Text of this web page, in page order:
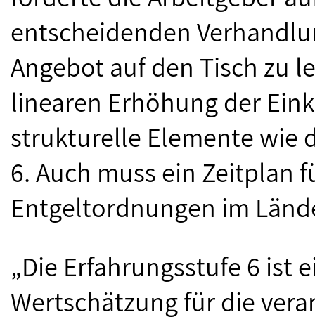
entscheidenden
Angebot auf den Tisch zu
linearen Erhöhung der
strukturelle Elemente wie
6. Auch muss ein Zeitplan
Entgeltordnungen im
„Die Erfahrungsstufe 6 ist
Wertschätzung für die